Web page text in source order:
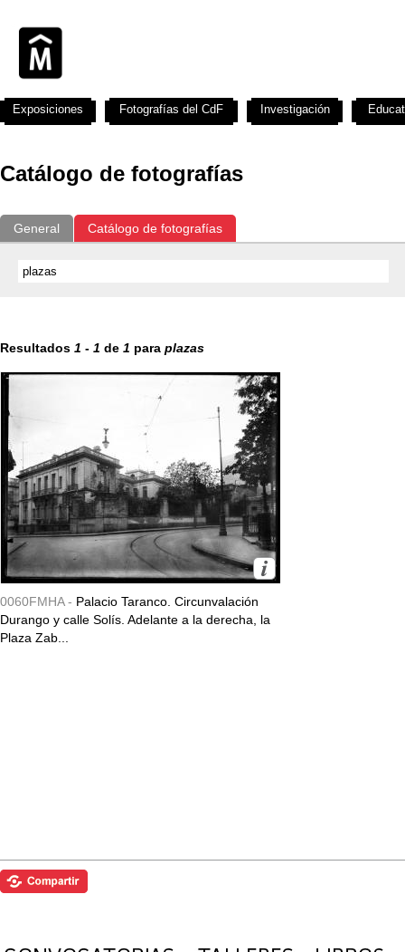
Catálogo de fotografías
General Catálogo de fotografías
Resultados 1 - 1 de 1 para plazas
0060FMHA - Palacio Taranco. Circunvalación
Durango y calle Solís. Adelante a la derecha, la
Plaza Zab...
Exposiciones Fotografías del CdF Investigación